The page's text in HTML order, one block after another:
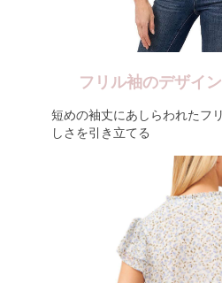
フリル袖のデザイ
短めの袖丈にあしらわれたフ
しさを引き立てる